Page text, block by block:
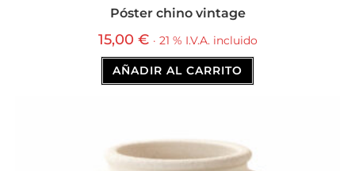
Póster chino vintage
15,00 € · 21 % I.V.A. incluido
AÑADIR AL CARRITO